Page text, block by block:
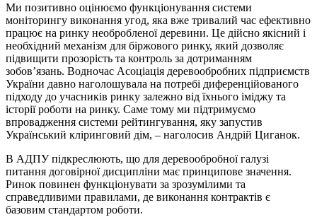
Ми позитивно оцінюємо функціонування системи
моніторингу виконання угод, яка вже тривалий час ефективно
працює на ринку необробленої деревини. Це дійсно якісний і
необхідний механізм для біржового ринку, який дозволяє
підвищити прозорість та контроль за дотриманням
зобов’язань. Водночас Асоціація деревообробних підприємств
України давно наголошувала на потребі диференційованого
підходу до учасників ринку залежно від їхнього іміджу та
історії роботи на ринку. Саме тому ми підтримуємо
впровадження системи рейтингування, яку запустив
Український кліринговий дім, – наголосив Андрій Циганок.
В АДПУ підкреслюють, що для деревообробної галузі
питання договірної дисципліни має принципове значення.
Ринок повинен функціонувати за зрозумілими та
справедливими правилами, де виконання контрактів є
базовим стандартом роботи.